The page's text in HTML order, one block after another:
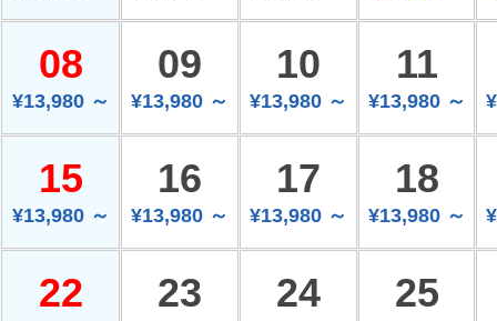
08
¥13,980 ～
09
¥13,980 ～
10
¥13,980 ～
11
¥13,980 ～
15
¥13,980 ～
16
¥13,980 ～
17
¥13,980 ～
18
¥13,980 ～
22 23 24 25